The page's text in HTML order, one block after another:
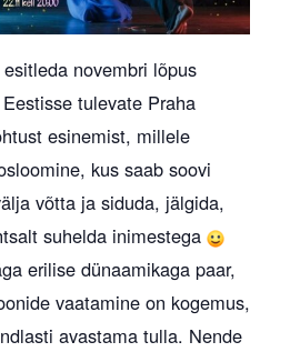
novembri lõpus
tulevate Praha
esinemist, millele
kus saab soovi
võtta ja siduda, jälgida,
suhelda inimestega
erilise dünaamikaga paar,
vaatamine on kogemus,
avastama tulla. Nende